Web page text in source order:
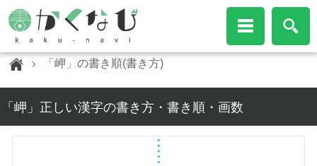
「岬」の書き順(書き方)
「岬」正しい漢字の書き方・書き順・画数